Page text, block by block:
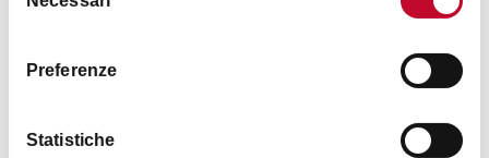
del
Preferenze
Statistiche
Lunedì-Sabato: 18.30 - 22.30